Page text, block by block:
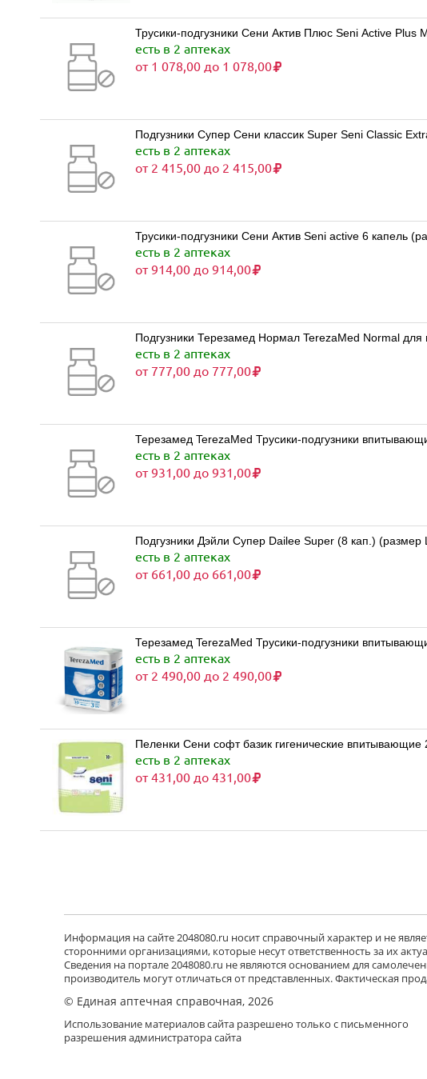
Трусики-подгузники Сени Актив Плюс Seni Active
есть в 2 аптеках
от 1 078,00 до 1 078,00
Подгузники Супер Сени классик Super Seni Classic
есть в 2 аптеках
от 2 415,00 до 2 415,00
Трусики-подгузники Сени Актив Seni active 6 капель
есть в 2 аптеках
от 914,00 до 914,00
Подгузники Терезамед Нормал TerezaMed Normal для
есть в 2 аптеках
от 777,00 до 777,00
Терезамед TerezaMed Трусики-подгузники
есть в 2 аптеках
от 931,00 до 931,00
Подгузники Дэйли Супер Dailee Super (8 кап.)
есть в 2 аптеках
от 661,00 до 661,00
Терезамед TerezaMed Трусики-подгузники
есть в 2 аптеках
от 2 490,00 до 2 490,00
Пеленки Сени софт базик гигенические
есть в 2 аптеках
от 431,00 до 431,00
Информация на сайте 2048080.ru носит справочный характер и не
сторонними организациями, которые несут ответственность за их
Сведения на портале 2048080.ru не являются основанием для
производитель могут отличаться от представленных. Фактическая
© Единая аптечная справочная, 2026
Использование материалов сайта разрешено только с письменного
разрешения администратора сайта